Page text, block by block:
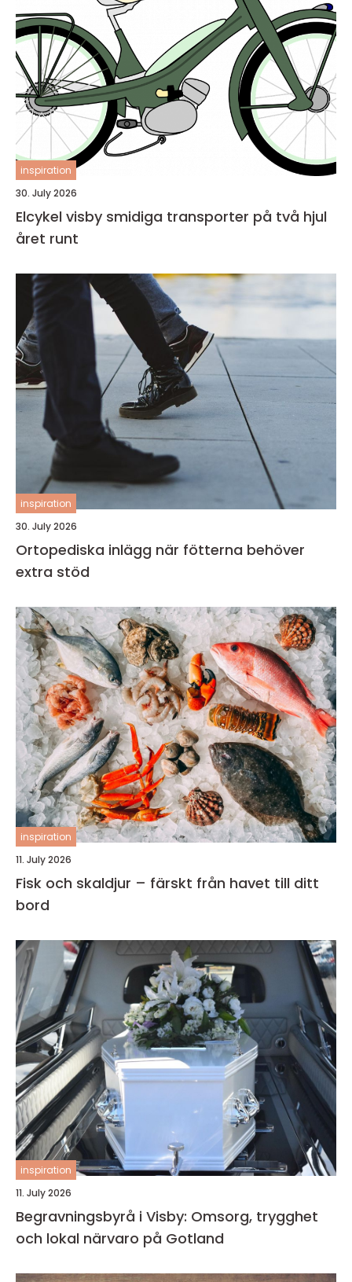
inspiration
30. July 2026
Elcykel visby smidiga transporter på två hjul
året runt
inspiration
30. July 2026
Ortopediska inlägg när fötterna behöver
extra stöd
inspiration
11. July 2026
Fisk och skaldjur – färskt från havet till ditt
bord
inspiration
11. July 2026
Begravningsbyrå i Visby: Omsorg, trygghet
och lokal närvaro på Gotland